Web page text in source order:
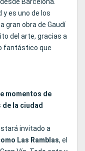
Barcelona.
y es uno de los
gran obra de Gaudí
del arte, gracias a
fantástico que
momentos de
la ciudad
invitado a
Las Ramblas, el